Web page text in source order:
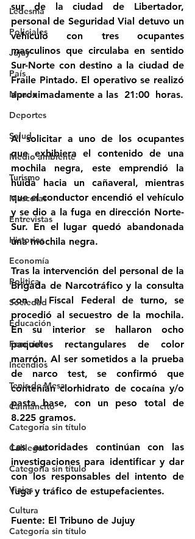
Ledesma
Policiales
Jujuy
País
Mundo
Deportes
Salud
Medio ambiente
Turismo
Mascotas
Entrevistas
Historias
Economía
Politica
Sociedad
Educación
Femicidio
Incendios
Tenis de Mesa
Caimancito
Categoría sin título
Calilegua
Categoría sin título
Viajes
Cultura
Categoría sin título
sur de la ciudad de Libertador,
personal de Seguridad Vial detuvo un
vehículo con tres ocupantes
masculinos que circulaba en sentido
Sur-Norte con destino a la ciudad de
Fraile Pintado. El operativo se realizó
aproximadamente a las  21:00  horas.
Al solicitar a uno de los ocupantes
que exhibiera el contenido de una
mochila negra, este emprendió la
huida hacia un cañaveral, mientras
que el conductor encendió el vehículo
y se dio a la fuga en dirección Norte-
Sur. En el lugar quedó abandonada
una mochila negra.
Tras la intervención del personal de la
Brigada de Narcotráfico y la consulta
con el Fiscal Federal de turno, se
procedió al secuestro de la mochila.
En su interior se hallaron ocho
paquetes rectangulares de color
marrón. Al ser sometidos a la prueba
de narco test, se confirmó que
contenían clorhidrato de cocaína y/o
pasta base, con un peso total de
8.225 gramos.
Las autoridades continúan con las
investigaciones para identificar y dar
con los responsables del intento de
fuga y tráfico de estupefacientes.
Fuente: El Tribuno de Jujuy